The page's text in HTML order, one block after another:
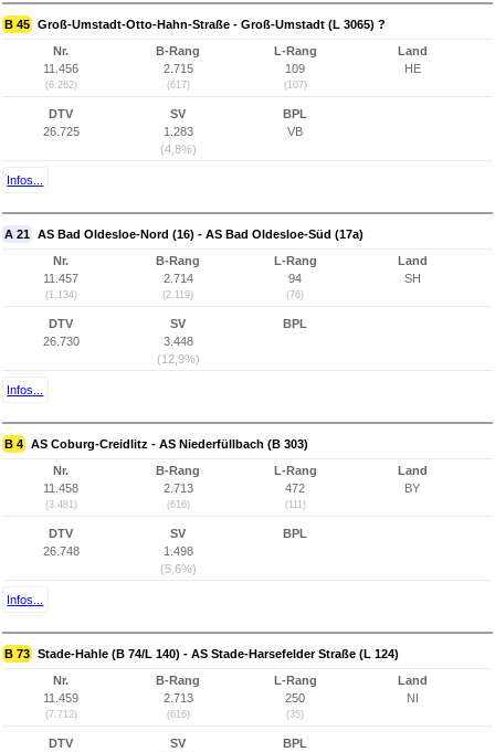
B 45 Groß-Umstadt-Otto-Hahn-Straße - Groß-Umstadt (L 3065) ?
Nr.
11.456
(6.262)
B-Rang
2.715
(617)
L-Rang
109
(107)
Land
HE
DTV
26.725
SV
1.283
(4,8%)
BPL
VB
Infos...
A 21 AS Bad Oldesloe-Nord (16) - AS Bad Oldesloe-Süd (17a)
Nr.
11.457
(1.134)
B-Rang
2.714
(2.119)
L-Rang
94
(76)
Land
SH
DTV
26.730
SV
3.448
(12,9%)
BPL
Infos...
B 4 AS Coburg-Creidlitz - AS Niederfüllbach (B 303)
Nr.
11.458
(3.481)
B-Rang
2.713
(616)
L-Rang
472
(111)
Land
BY
DTV
26.748
SV
1.498
(5,6%)
BPL
Infos...
B 73 Stade-Hahle (B 74/L 140) - AS Stade-Harsefelder Straße (L 124)
Nr.
11.459
(7.712)
B-Rang
2.713
(616)
L-Rang
250
(35)
Land
NI
DTV
SV
BPL